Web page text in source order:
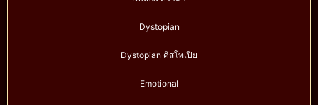
Dystopian
Dystopian ดิสโทเปีย
Emotional